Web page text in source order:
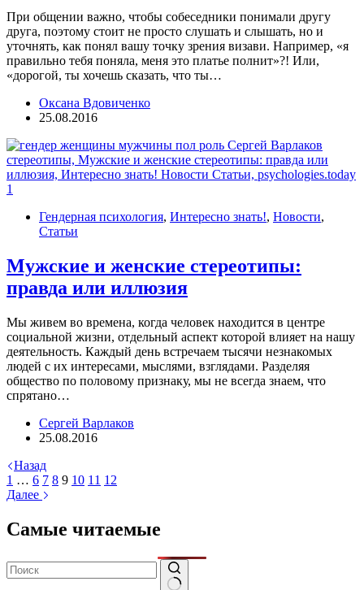
При общении важно, чтобы собеседники понимали другу
друга, поэтому стоит не просто слушать и слышать, но и
уточнять, как понял вашу точку зрения визави. Например, «я
правильно тебя поняла, меня это платье полнит»?! Или,
«дорогой, ты хочешь сказать, что ты…
Оксана Вдовиченко
25.08.2016
Гендерная психология, Интересно знать!, Новости,
Статьи
Мужские и женские стереотипы:
правда или иллюзия
Мы живем во времена, когда человек находится в центре
социальной жизни, отдельный аспект которой влияет на нашу
деятельность. Каждый день встречаем тысячи незнакомых
людей с их интересами, мыслями, взглядами. Разделяя
общество по половому признаку, мы не всегда знаем, что
спрятано…
Сергей Варлаков
25.08.2016
Назад
1 … 6 7 8 9 10 11 12
Далее
Самые читаемые